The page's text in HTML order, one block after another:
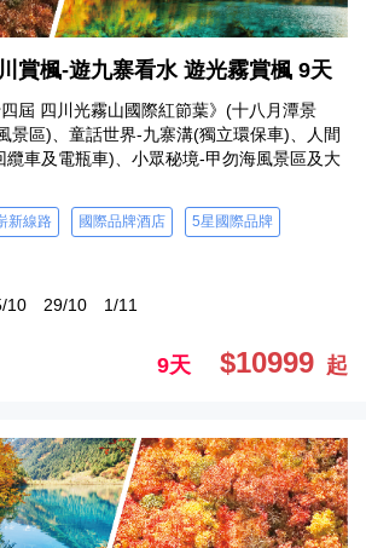
賞楓-遊九寨看水 遊光霧賞楓 9天
屆 四川光霧山國際紅節葉》(十八月潭景
景區)、童話世界-九寨溝(獨立環保車)、人間
纜車及電瓶車)、小眾秘境-甲勿海風景區及大
新線路 國際品牌酒店 5星國際品牌
10 29/10 1/11
9天 $10999 起